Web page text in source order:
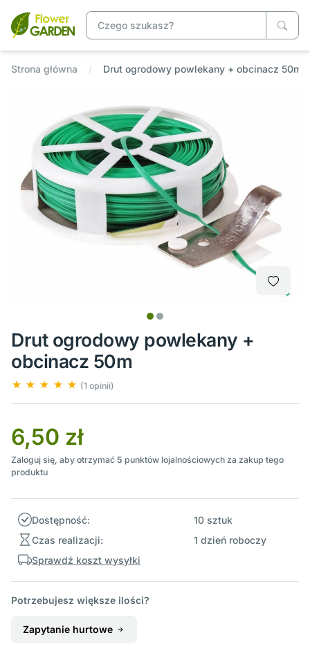
Strona główna Drut ogrodowy powlekany + obcinacz 50m
Drut ogrodowy powlekany +
obcinacz 50m
(1 opinii)
6,50 zł
Zaloguj się, aby otrzymać 5 punktów lojalnościowych za zakup tego
produktu
Dostępność:
10 sztuk
Czas realizacji:
1 dzień roboczy
Sprawdź koszt wysyłki
Potrzebujesz większe ilości?
Zapytanie hurtowe